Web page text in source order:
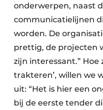
onderwerpen, naast
communicatielijnen
worden. De
prettig, de projecten
zijn interessant.”
trakteren’, willen we
uit: “Het is hier een
bij de eerste tender